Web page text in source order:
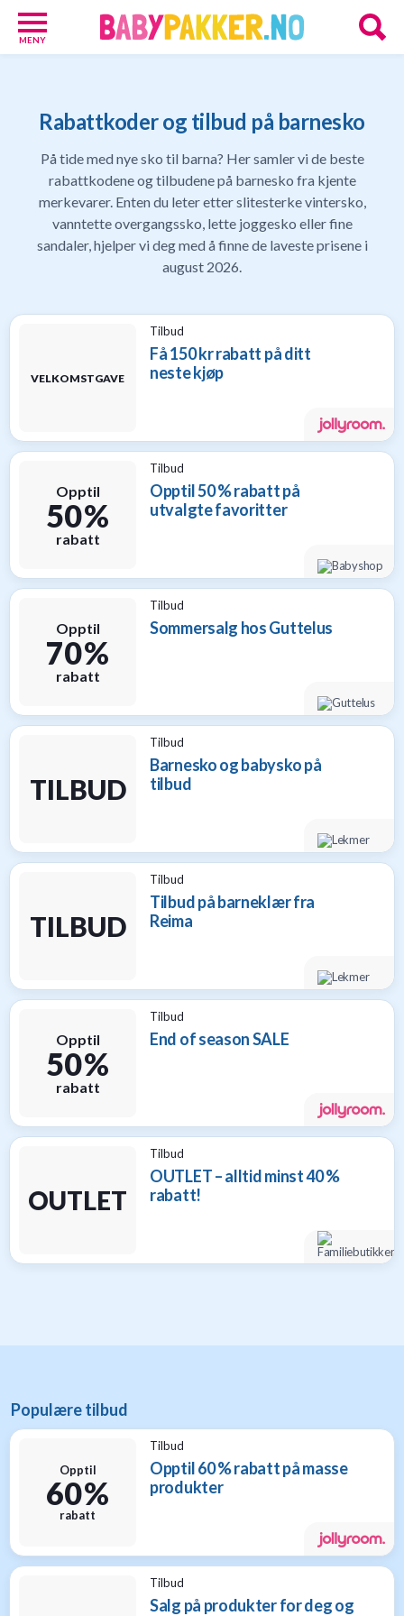
MENY
Rabattkoder og tilbud på barnesko
På tide med nye sko til barna? Her samler vi de beste
rabattkodene og tilbudene på barnesko fra kjente
merkevarer. Enten du leter etter slitesterke vintersko,
vanntette overgangssko, lette joggesko eller fine
sandaler, hjelper vi deg med å finne de laveste prisene i
august 2026.
VELKOMSTGAVE
Tilbud
Få 150 kr rabatt på ditt
neste kjøp
Opptil
50 %
rabatt
Tilbud
Opptil 50 % rabatt på
utvalgte favoritter
Opptil
70 %
rabatt
Tilbud
Sommersalg hos Guttelus
TILBUD
Tilbud
Barnesko og babysko på
tilbud
TILBUD
Tilbud
Tilbud på barneklær fra
Reima
Opptil
50 %
rabatt
Tilbud
End of season SALE
OUTLET
Tilbud
OUTLET – alltid minst 40 %
rabatt!
Populære tilbud
Opptil
60 %
rabatt
Tilbud
Opptil 60 % rabatt på masse
produkter
Tilbud
Salg på produkter for deg og
Velkomstgaver
for
barn
Foreldretilbud
Tilbud
18
baby
9
barn
til
gravide
Gavetips
nybakte
6